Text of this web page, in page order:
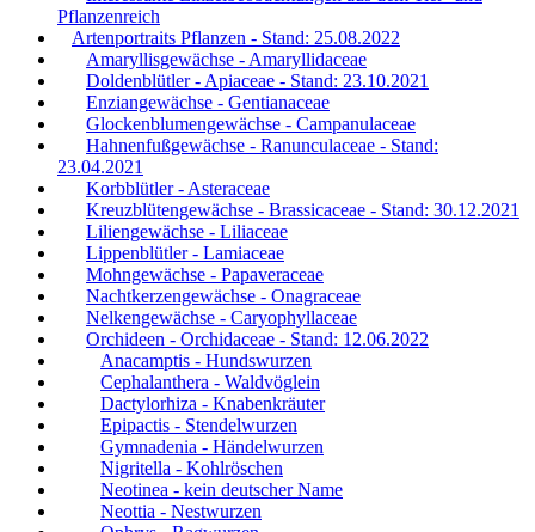
Pflanzenreich
Artenportraits Pflanzen - Stand: 25.08.2022
Amaryllisgewächse - Amaryllidaceae
Doldenblütler - Apiaceae - Stand: 23.10.2021
Enziangewächse - Gentianaceae
Glockenblumengewächse - Campanulaceae
Hahnenfußgewächse - Ranunculaceae - Stand:
23.04.2021
Korbblütler - Asteraceae
Kreuzblütengewächse - Brassicaceae - Stand: 30.12.2021
Liliengewächse - Liliaceae
Lippenblütler - Lamiaceae
Mohngewächse - Papaveraceae
Nachtkerzengewächse - Onagraceae
Nelkengewächse - Caryophyllaceae
Orchideen - Orchidaceae - Stand: 12.06.2022
Anacamptis - Hundswurzen
Cephalanthera - Waldvöglein
Dactylorhiza - Knabenkräuter
Epipactis - Stendelwurzen
Gymnadenia - Händelwurzen
Nigritella - Kohlröschen
Neotinea - kein deutscher Name
Neottia - Nestwurzen